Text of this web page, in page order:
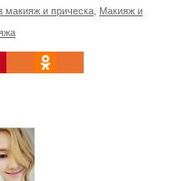
макияж и прическа Макияж и